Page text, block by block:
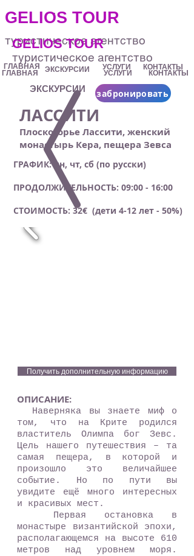
.
GELIOS TOUR
туристическое агентство
ЭКСКУРСИИ
ГЛАВНАЯ КОНТАКТЫ
УСЛУГИ
GELIOS TOUR
туристическое агентство
ГЛАВНАЯ УСЛУГИ КОНТАКТЫ
ЭКСКУРСИИ забронировать
ЛАССИТИ
Плоскогорье Лассити, женский
монастырь Кера, пещера Зевса
ГРАФИК: пн, чт, сб (по русски)
ПРОДОЛЖИТЕЛЬНОСТЬ: 09:00 - 16:00
СТОИМОСТЬ: 32€ (дети 4-12 лет - 50%)
Получить дополнительную информацию
ОПИСАНИЕ:
Наверняка вы знаете миф о
том, что на Крите родился
властитель Олимпа бог Зевс.
Цель нашего путешествия – та
самая пещера, в которой и
произошло это величайшее
событие. Но по пути вы
увидите ещё много интересных
и красивых мест.
Первая остановка в
монастыре византийской эпохи,
располагающемся на высоте 610
метров над уровнем моря.